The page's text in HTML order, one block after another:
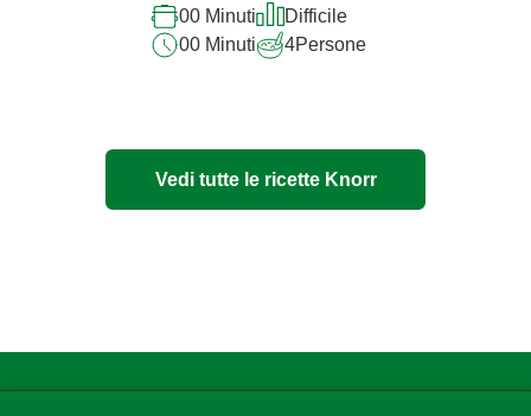
00 Minuti
Difficile
00 Minuti
4Persone
Vedi tutte le ricette Knorr